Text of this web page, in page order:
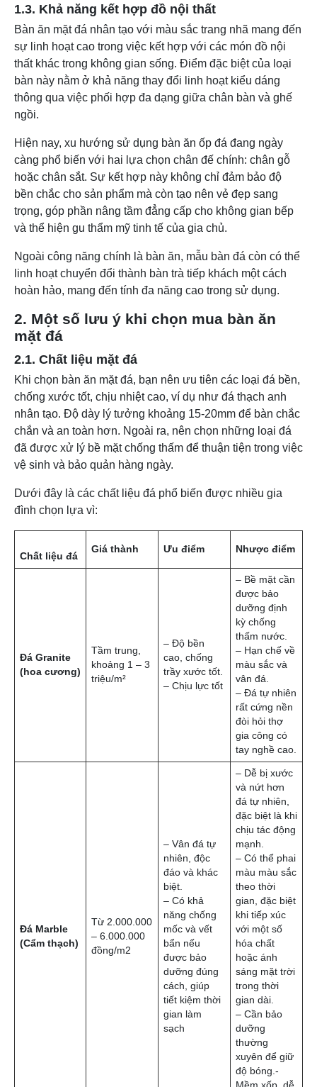
1.3. Khả năng kết hợp đồ nội thất
Bàn ăn mặt đá nhân tạo với màu sắc trang nhã mang đến
sự linh hoạt cao trong việc kết hợp với các món đồ nội
thất khác trong không gian sống. Điểm đặc biệt của loại
bàn này nằm ở khả năng thay đổi linh hoạt kiểu dáng
thông qua việc phối hợp đa dạng giữa chân bàn và ghế
ngồi.
Hiện nay, xu hướng sử dụng bàn ăn ốp đá đang ngày
càng phổ biến với hai lựa chọn chân đế chính: chân gỗ
hoặc chân sắt. Sự kết hợp này không chỉ đảm bảo độ
bền chắc cho sản phẩm mà còn tạo nên vẻ đẹp sang
trọng, góp phần nâng tầm đẳng cấp cho không gian bếp
và thể hiện gu thẩm mỹ tinh tế của gia chủ.
Ngoài công năng chính là bàn ăn, mẫu bàn đá còn có thể
linh hoạt chuyển đổi thành bàn trà tiếp khách một cách
hoàn hảo, mang đến tính đa năng cao trong sử dụng.
2. Một số lưu ý khi chọn mua bàn ăn
mặt đá
2.1. Chất liệu mặt đá
Khi chọn bàn ăn mặt đá, bạn nên ưu tiên các loại đá bền,
chống xước tốt, chịu nhiệt cao, ví dụ như đá thạch anh
nhân tạo. Độ dày lý tưởng khoảng 15-20mm để bàn chắc
chắn và an toàn hơn. Ngoài ra, nên chọn những loại đá
đã được xử lý bề mặt chống thấm để thuận tiện trong việc
vệ sinh và bảo quản hàng ngày.
Dưới đây là các chất liệu đá phổ biến được nhiều gia
đình chọn lựa vì: